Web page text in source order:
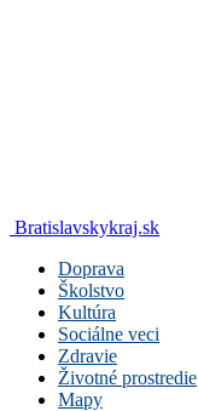
Bratislavskykraj.sk
Doprava
Školstvo
Kultúra
Sociálne veci
Zdravie
Životné prostredie
Mapy